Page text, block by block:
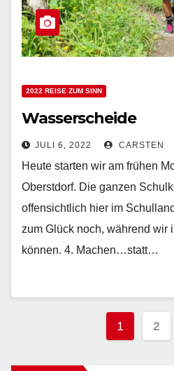
2022 REISE ZUM SINN
Wasserscheide
JULI 6, 2022 CARSTEN
Heute starten wir am frühen
Oberstdorf. Die ganzen
offensichtlich hier im
zum Glück noch, während wir
können. 4. Machen…statt…
1 2